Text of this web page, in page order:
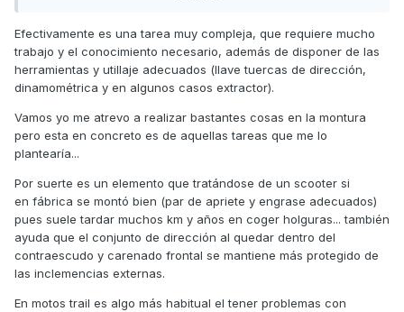
Efectivamente es una tarea muy compleja, que requiere mucho
trabajo y el conocimiento necesario, además de disponer de las
herramientas y utillaje adecuados (llave tuercas de dirección,
dinamométrica y en algunos casos extractor).
Vamos yo me atrevo a realizar bastantes cosas en la montura
pero esta en concreto es de aquellas tareas que me lo
plantearía...
Por suerte es un elemento que tratándose de un scooter si
en fábrica se montó bien (par de apriete y engrase adecuados)
pues suele tardar muchos km y años en coger holguras... también
ayuda que el conjunto de dirección al quedar dentro del
contraescudo y carenado frontal se mantiene más protegido de
las inclemencias externas.
En motos trail es algo más habitual el tener problemas con